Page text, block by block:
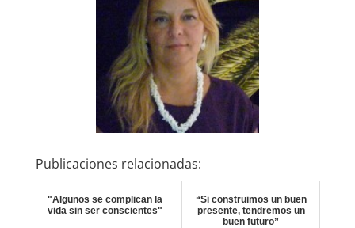
Publicaciones relacionadas:
"Algunos se complican la
vida sin ser conscientes"
“Si construimos un buen
presente, tendremos un
buen futuro”